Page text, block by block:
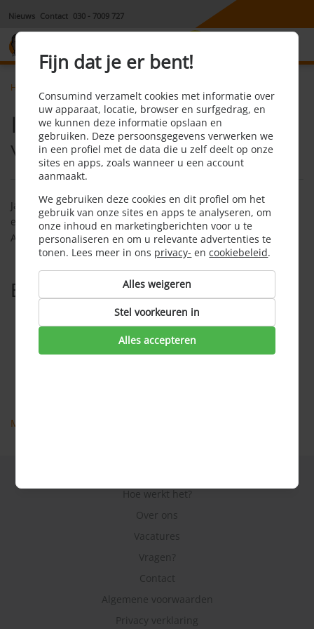
Nieuws Contact 030 - 7009 727
Home
Is een autoverzekering
verplicht?
Ja, in Nederland en veel andere landen is het verplicht om
een
WA-autoverzekeringte hebben. WA staat voor Wettelijke
Aansprakelijkheid.
Bekijk ook
Hoe gaat verzekeringen vergelijken in zijn werk?
Welke verzekeringen kunnen er worden vergeleken?
Wat is een opstalverzekering?
Meer veel gestelde vragen
Hoe werkt het?
Over ons
Vacatures
Vragen?
Contact
Algemene voorwaarden
Privacy verklaring
Fijn dat je er bent!
Consumind verzamelt cookies met informatie over
uw apparaat, locatie, browser en surfgedrag, en
we kunnen deze informatie opslaan en
gebruiken. Deze persoonsgegevens verwerken we
in een profiel met de data die u zelf deelt op onze
sites en apps, zoals wanneer u een account
aanmaakt.
We gebruiken deze cookies en dit profiel om het
gebruik van onze sites en apps te analyseren, om
onze inhoud en marketingberichten voor u te
personaliseren en om u relevante advertenties te
tonen. Lees meer in ons privacy- encookiebeleid.
Alles weigeren
Stel voorkeuren in
Alles accepteren